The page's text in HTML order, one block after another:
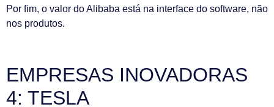
Por fim, o valor do Alibaba está na interface do software, não
nos produtos.
EMPRESAS INOVADORAS
4: TESLA